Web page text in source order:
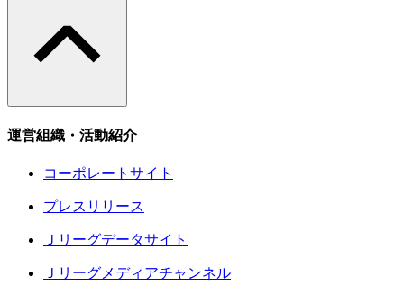
運営組織・活動紹介
コーポレートサイト
プレスリリース
Ｊリーグデータサイト
Ｊリーグメディアチャンネル